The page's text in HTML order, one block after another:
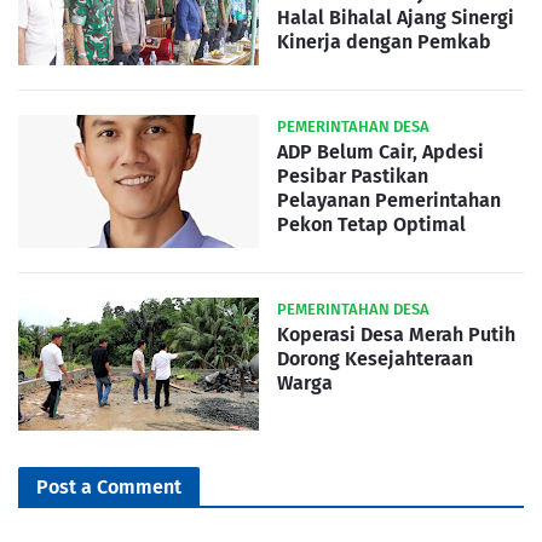
Halal Bihalal Ajang Sinergi
Kinerja dengan Pemkab
PEMERINTAHAN DESA
ADP Belum Cair, Apdesi
Pesibar Pastikan
Pelayanan Pemerintahan
Pekon Tetap Optimal
PEMERINTAHAN DESA
Koperasi Desa Merah Putih
Dorong Kesejahteraan
Warga
Post a Comment